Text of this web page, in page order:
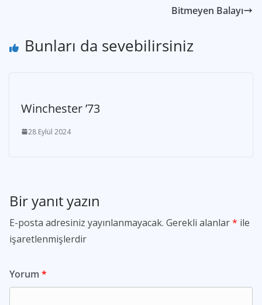
Bitmeyen Balayı
Bunları da sevebilirsiniz
Winchester ’73
28 Eylül 2024
Bir yanıt yazın
E-posta adresiniz yayınlanmayacak. Gerekli alanlar* ile
işaretlenmişlerdir
Yorum *